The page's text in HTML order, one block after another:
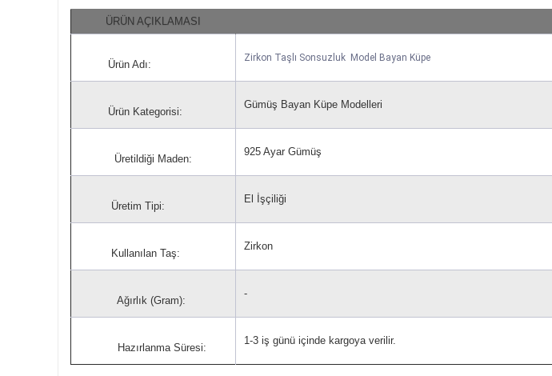
ÜRÜN AÇIKLAMASI
Ürün Adı:
Zirkon Taşlı Sonsuzluk Model Bayan Küpe
Ürün Kategorisi:
Gümüş Bayan Küpe Modelleri
Üretildiği Maden:
925 Ayar Gümüş
Üretim Tipi:
El İşçiliği
Kullanılan Taş:
Zirkon
Ağırlık (Gram):
-
Hazırlanma Süresi:
1-3 iş günü içinde kargoya verilir.